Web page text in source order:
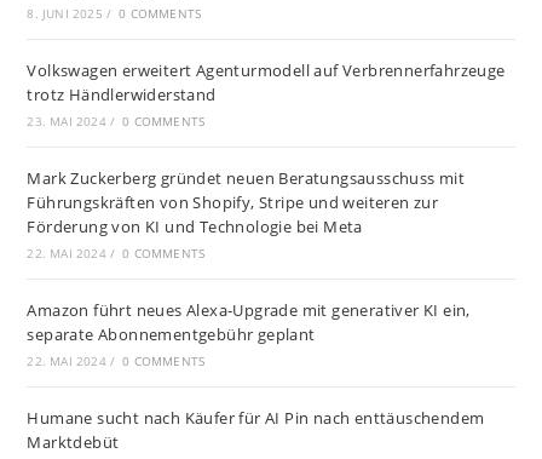
8. JUNI 2025 / 0 COMMENTS
Volkswagen erweitert Agenturmodell auf Verbrennerfahrzeuge
trotz Händlerwiderstand
23. MAI 2024 / 0 COMMENTS
Mark Zuckerberg gründet neuen Beratungsausschuss mit
Führungskräften von Shopify, Stripe und weiteren zur
Förderung von KI und Technologie bei Meta
22. MAI 2024 / 0 COMMENTS
Amazon führt neues Alexa-Upgrade mit generativer KI ein,
separate Abonnementgebühr geplant
22. MAI 2024 / 0 COMMENTS
Humane sucht nach Käufer für AI Pin nach enttäuschendem
Marktdebüt